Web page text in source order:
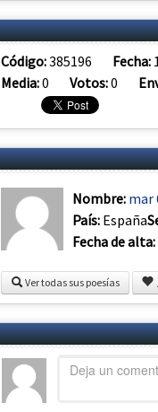
Código:385196 Fecha:
Media:0 Votos:0
Nombre: mar
País: España
Fecha de alta:
Ver todas sus poesías